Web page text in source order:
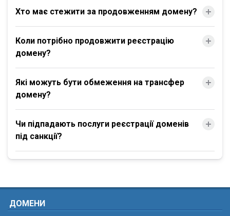
Хто має стежити за продовженням домену?
Коли потрібно продовжити реєстрацію
домену?
Які можуть бути обмеження на трансфер
домену?
Чи підпадають послуги реєстрації доменів
під санкції?
ДОМЕНИ